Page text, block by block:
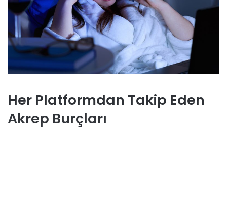
Her Platformdan Takip Eden
Akrep Burçları